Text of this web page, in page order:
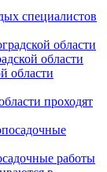
специалистов
области
проходят
работы